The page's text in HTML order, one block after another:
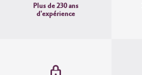
Plus de 230 ans
d'expérience